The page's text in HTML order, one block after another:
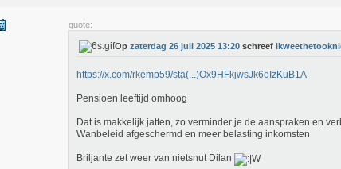
quote:
Op zaterdag 26 juli 2025 13:20 schreef
https://x.com/rkemp59/sta(...)Ox9HFkjwsJk6oIzKuB1A
Pensioen leeftijd omhoog
Dat is makkelijk jatten, zo verminder je de aanspraken en
Wanbeleid afgeschermd en meer belasting inkomsten
Briljante zet weer van nietsnut Dilan